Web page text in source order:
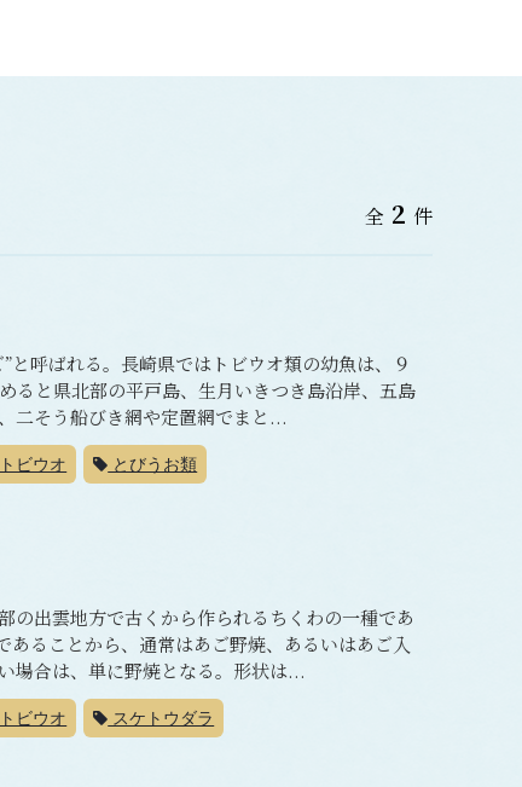
全 2 件
呼ばれる。長崎県ではトビウオ類の幼魚は、９
ると県北部の平戸島、生月いきつき島沿岸、五島
二そう船びき網や定置網でまと...
ビウオ とびうお類
出雲地方で古くから作られるちくわの一種であ
あることから、通常はあご野焼、あるいはあご入
場合は、単に野焼となる。形状は...
ビウオ スケトウダラ